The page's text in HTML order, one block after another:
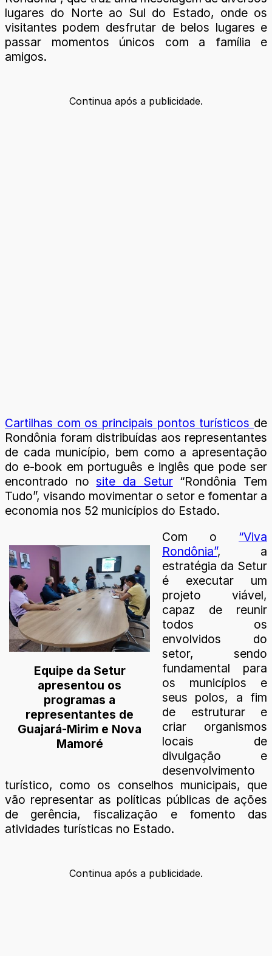
lugares do Norte ao Sul do Estado, onde os
visitantes podem desfrutar de belos lugares e
passar momentos únicos com a família e
amigos.
Continua após a publicidade.
Cartilhas com os principais pontos turísticos de
Rondônia foram distribuídas aos representantes
de cada município, bem como a apresentação
do e-book em português e inglês que pode ser
encontrado nosite da Setur“Rondônia Tem
Tudo”, visando movimentar o setor e fomentar a
economia nos 52 municípios do Estado.
Equipe da Setur
apresentou os
programas a
representantes de
Guajará-Mirim e Nova
Mamoré
Com o “Viva
Rondônia”, a
estratégia da Setur
é executar um
projeto viável,
capaz de reunir
todos os
envolvidos do
setor, sendo
fundamental para
os municípios e
seus polos, a fim
de estruturar e
criar organismos
locais de
divulgação e
desenvolvimento
turístico, como os conselhos municipais, que
vão representar as políticas públicas de ações
de gerência, fiscalização e fomento das
atividades turísticas no Estado.
Continua após a publicidade.